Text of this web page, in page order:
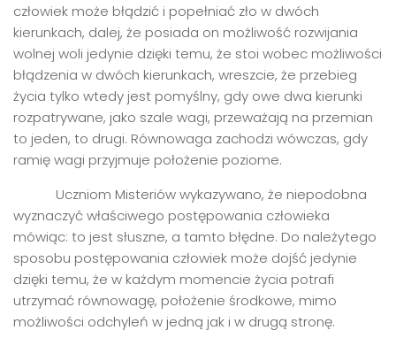
człowiek może błądzić i popełniać zło w dwóch
kierunkach, dalej, że posiada on możliwość rozwijania
wolnej woli jedynie dzięki temu, że stoi wobec możliwości
błądzenia w dwóch kierunkach, wreszcie, że przebieg
życia tylko wtedy jest pomyślny, gdy owe dwa kierunki
rozpatrywane, jako szale wagi, przeważają na przemian
to jeden, to drugi. Równowaga zachodzi wówczas, gdy
ramię wagi przyjmuje położenie poziome.
Uczniom Misteriów wykazywano, że niepodobna
wyznaczyć właściwego postępowania człowieka
mówiąc: to jest słuszne, a tamto błędne. Do należytego
sposobu postępowania człowiek może dojść jedynie
dzięki temu, że w każdym momencie życia potrafi
utrzymać równowagę, położenie środkowe, mimo
możliwości odchyleń w jedną jak i w drugą stronę.